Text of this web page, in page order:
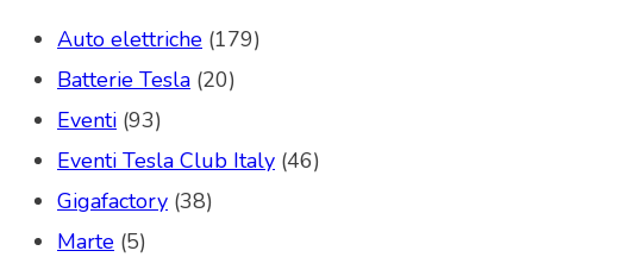
Auto elettriche (179)
Batterie Tesla (20)
Eventi (93)
Eventi Tesla Club Italy (46)
Gigafactory (38)
Marte (5)